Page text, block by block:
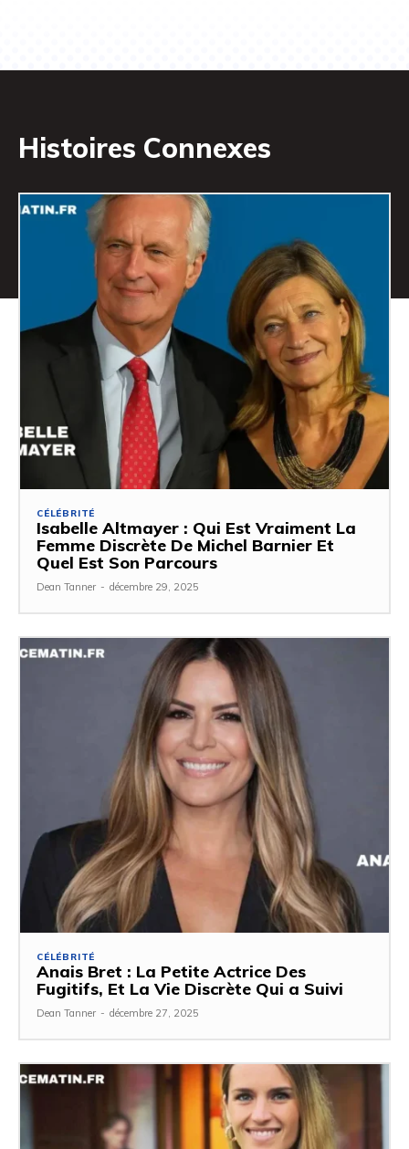
Histoires Connexes
CÉLÉBRITÉ
Isabelle Altmayer : Qui Est Vraiment La
Femme Discrète De Michel Barnier Et
Quel Est Son Parcours
Dean Tanner - décembre 29, 2025
CÉLÉBRITÉ
Anais Bret : La Petite Actrice Des
Fugitifs, Et La Vie Discrète Qui a Suivi
Dean Tanner - décembre 27, 2025